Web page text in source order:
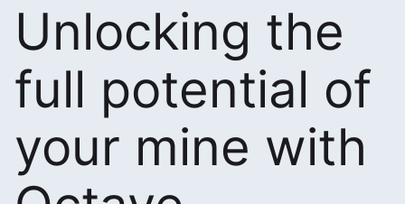
Unlocking the
full potential of
your mine with